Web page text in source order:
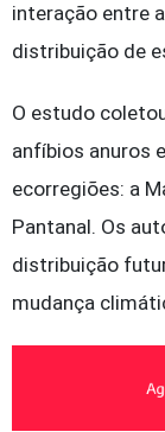
interação entre
distribuição de
O estudo
anfíbios anuros
ecorregiões: a
Pantanal. Os
distribuição
mudança